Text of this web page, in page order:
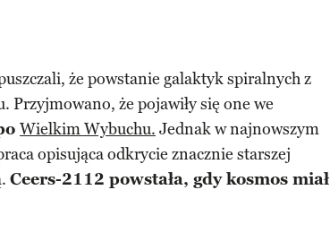
że powstanie galaktyk spiralnych z
Przyjmowano, że pojawiły się one we
Wielkim Wybuchu. Jednak w najnowszym
opisująca odkrycie znacznie starszej
Ceers-2112 powstała, gdy kosmos miał